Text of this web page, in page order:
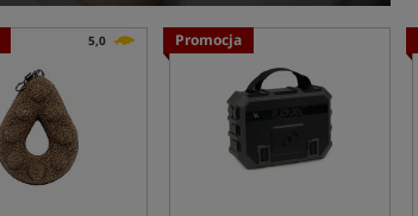
5,0 Promocja